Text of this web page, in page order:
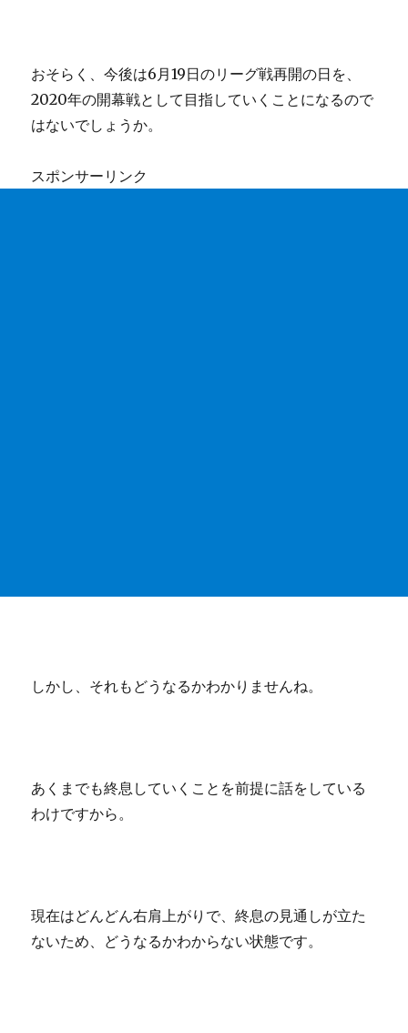
おそらく、今後は6月19日のリーグ戦再開の日を、
2020年の開幕戦として目指していくことになるので
はないでしょうか。
スポンサーリンク
しかし、それもどうなるかわかりませんね。
あくまでも終息していくことを前提に話をしている
わけですから。
現在はどんどん右肩上がりで、終息の見通しが立た
ないため、どうなるかわからない状態です。